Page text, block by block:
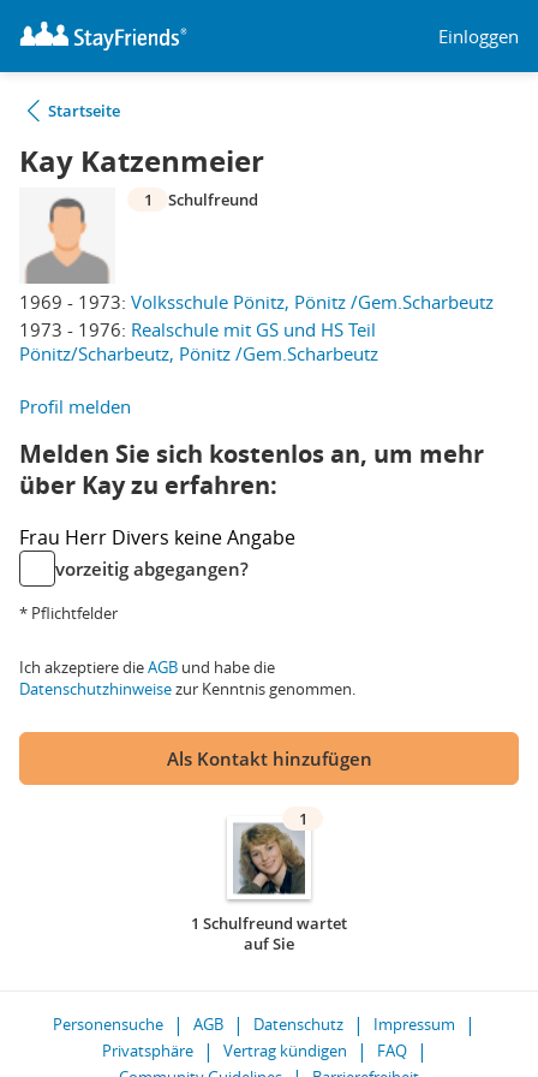
Einloggen
Startseite
Kay Katzenmeier
1969 - 1973: Volksschule Pönitz, Pönitz /Gem.Scharbeutz
1973 - 1976: Realschule mit GS und HS Teil
Pönitz/Scharbeutz, Pönitz /Gem.Scharbeutz
1 Schulfreund
Profil melden
Melden Sie sich kostenlos an, um mehr
über Kay zu erfahren:
Frau Herr Divers keine Angabe
vorzeitig abgegangen?
* Pflichtfelder
Ich akzeptiere dieAGB und habe die
Datenschutzhinweisezur Kenntnis genommen.
Als Kontakt hinzufügen
1
1 Schulfreund wartet
auf Sie
Personensuche AGB Datenschutz
Impressum
Privatsphäre
Vertrag kündigen
FAQ